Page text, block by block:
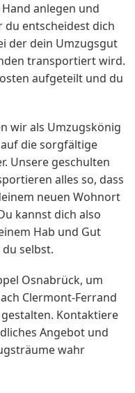
anlegen und
du entscheidest dich
der dein Umzugsgut
transportiert wird.
aufgeteilt und du
wir als Umzugskönig
die sorgfältige
Unsere geschulten
alles so, dass
neuen Wohnort
kannst dich also
Hab und Gut
selbst.
Osnabrück, um
Clermont-Ferrand
Kontaktiere
Angebot und
wahr